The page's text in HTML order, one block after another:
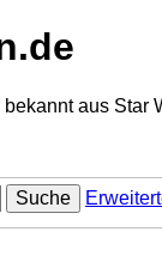
aus Star
Suche